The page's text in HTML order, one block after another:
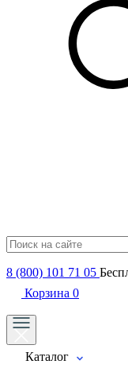
8 (800) 101 71 05
Корзина 0
Каталог